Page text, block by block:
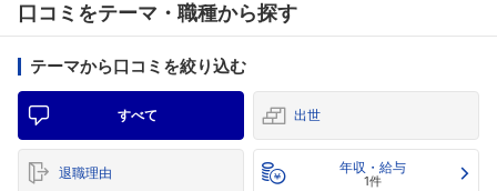
口コミをテーマ・職種から探す
テーマから口コミを絞り込む
すべて 出世
退職理由 年収・給与
1件